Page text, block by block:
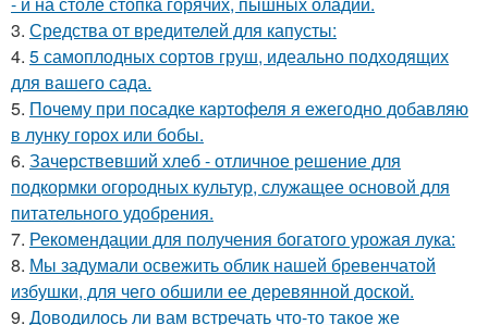
3. Средства от вредителей для капусты:
4. 5 самоплодных сортов груш, идеально подходящих
для вашего сада.
5. Почему при посадке картофеля я ежегодно добавляю
в лунку горох или бобы.
6. Зачерствевший хлеб - отличное решение для
подкормки огородных культур, служащее основой для
питательного удобрения.
7. Рекомендации для получения богатого урожая лука:
8. Мы задумали освежить облик нашей бревенчатой
избушки, для чего обшили ее деревянной доской.
9. Доводилось ли вам встречать что-то такое же